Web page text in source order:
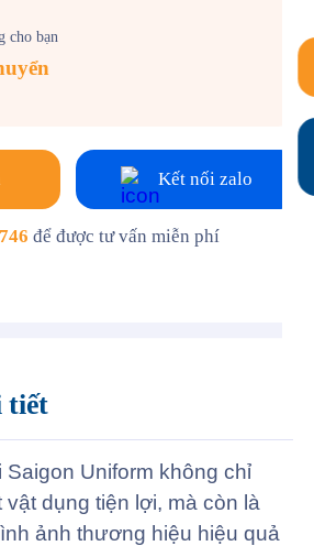
cho bạn
Kết nối zalo
để được tư vấn miễn phí
tiết
Saigon Uniform không chỉ
dụng tiện lợi, mà còn là
ảnh thương hiệu hiệu quả